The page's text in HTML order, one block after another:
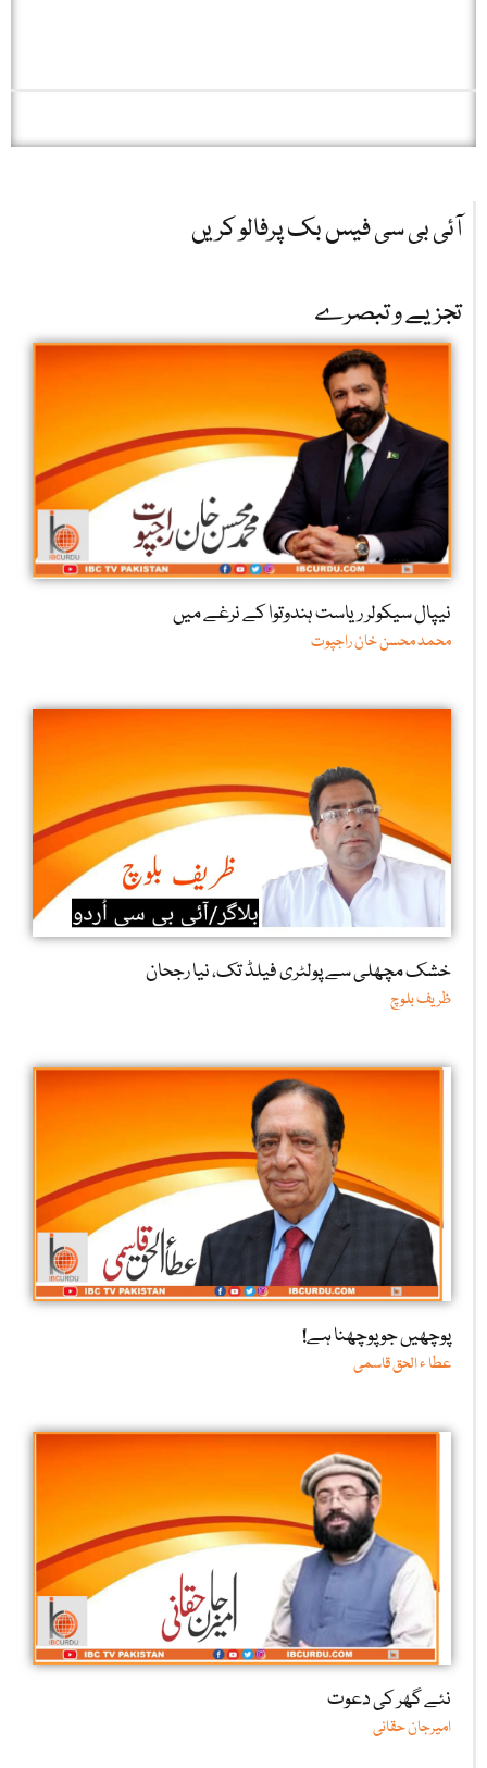
آئی بی سی فیس بک پرفالو کریں
تجزیے و تبصرے
نیپال سیکولر ریاست ہندوتوا کے نرغے میں
محمد محسن خان راجپوت
خشک مچھلی سے پولٹری فیلڈ تک، نیا رجحان
ظریف بلوچ
پوچھیں جو پوچھنا ہے!
عطا ء الحق قاسمی
نئے گھر کی دعوت
امیرجان حقانی